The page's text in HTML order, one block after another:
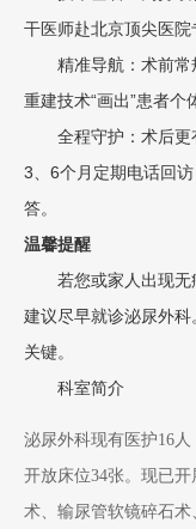
干医师赴北京顶尖医院
精准导航：术前
重建技术“画出”患者个
全程守护：术后更
3、6个月定期电话回
答。
温馨提醒
若您或家人出现无
建议尽早就诊泌尿外
关键。
科室简介
泌尿外科现有医护16人
开放床位34张。现已
术、输尿管软镜碎石